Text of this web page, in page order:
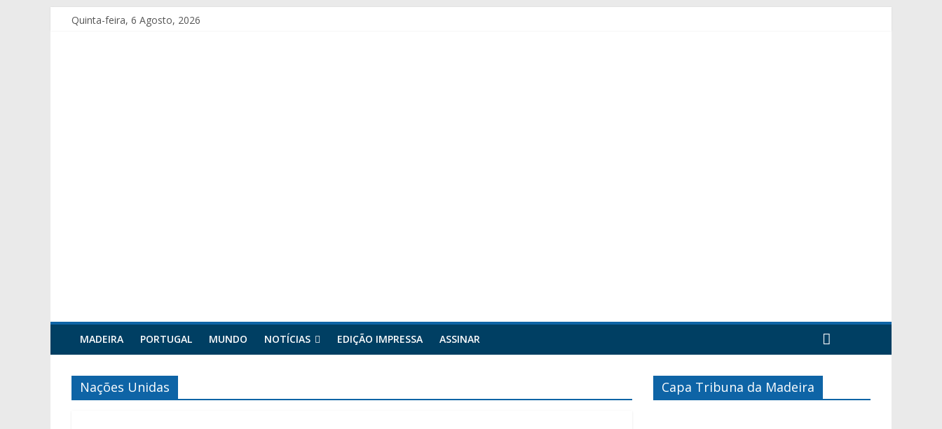
Quinta-feira, 6 Agosto, 2026
MADEIRA PORTUGAL MUNDO NOTÍCIAS EDIÇÃO IMPRESSA ASSINAR
Nações Unidas Capa Tribuna da Madeira